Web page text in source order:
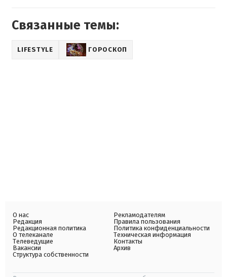
Связанные темы:
LIFESTYLE ГОРОСКОП
О нас
Редакция
Редакционная политика
О телеканале
Телеведущие
Вакансии
Структура собственности
Рекламодателям
Правила пользования
Политика конфиденциальности
Техническая информация
Контакты
Архив